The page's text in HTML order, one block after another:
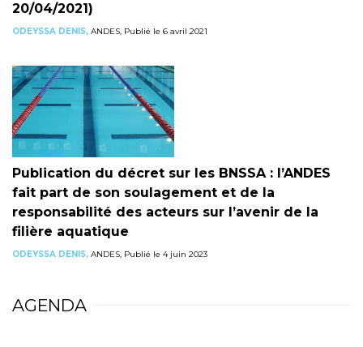
20/04/2021)
ODEYSSA DENIS, ANDES, Publié le 6 avril 2021
Publication du décret sur les BNSSA : l’ANDES
fait part de son soulagement et de la
responsabilité des acteurs sur l’avenir de la
filière aquatique
ODEYSSA DENIS, ANDES, Publié le 4 juin 2023
AGENDA